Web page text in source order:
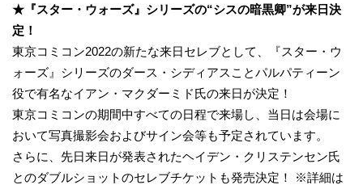
★『スター・ウォーズ』シリーズの“シスの暗黒卿”が来日決
定！
東京コミコン2022の新たな来日セレブとして、『スター・ウ
ォーズ』シリーズのダース・シディアスことパルパティーン
役で有名なイアン・マクダーミド氏の来日が決定！
東京コミコンの期間中すべての日程で来場し、当日は会場に
おいて写真撮影会およびサイン会等も予定されています。
さらに、先日来日が発表されたヘイデン・クリステンセン氏
とのダブルショットのセレブチケットも発売決定！ ※詳細は